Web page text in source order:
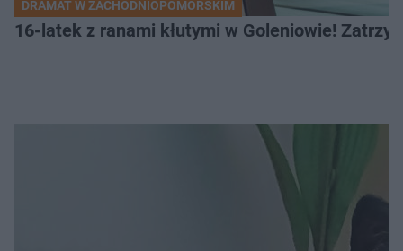
DRAMAT W ZACHODNIOPOMORSKIM
16-latek z ranami kłutymi w Goleniowie!